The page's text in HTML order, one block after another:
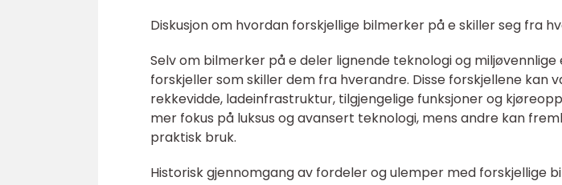
Diskusjon om hvordan forskjellige bilmerker på e skiller seg fra
Selv om bilmerker på e deler lignende teknologi og
forskjeller som skiller dem fra hverandre. Disse forskjellene kan
rekkevidde, ladeinfrastruktur, tilgjengelige funksjoner og
mer fokus på luksus og avansert teknologi, mens andre kan
praktisk bruk.
Historisk gjennomgang av fordeler og ulemper med forskjellige